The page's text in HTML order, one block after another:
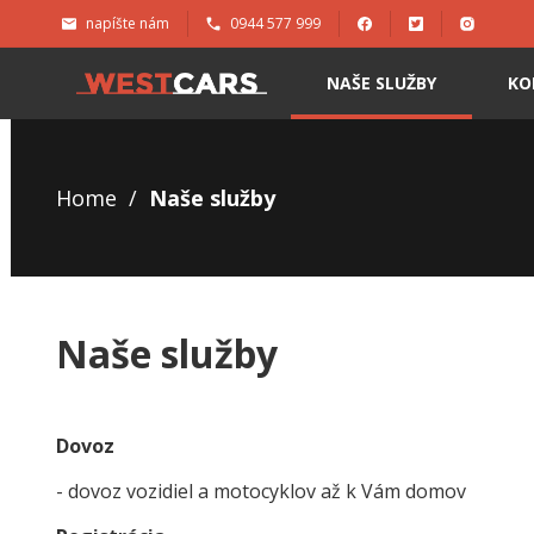
napíšte nám 0944 577 999
NAŠE SLUŽBY
Home / Naše služby
Naše služby
Dovoz
- dovoz vozidiel a motocyklov až k Vám domov